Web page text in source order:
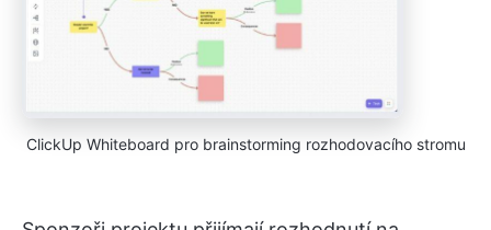
ClickUp Whiteboard pro brainstorming rozhodovacího stromu